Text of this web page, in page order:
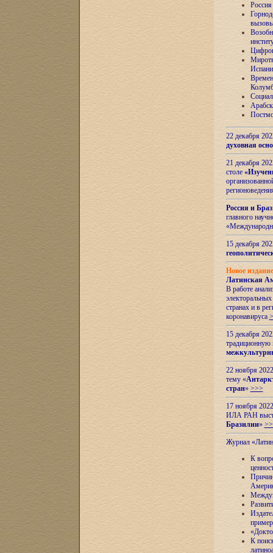
22 декабря
духовная
21 декабря
столе
Россия и
главного
15 декабря
Новое
Латинская
В работе
странах и в
коронавируса
15 декабря
22 ноября
тему «
стран» >>>
17 ноября
ИЛА РАН
Бразилии»
Журнал
К
К